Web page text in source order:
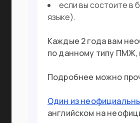
если вы состоите в
языке).
Каждые 2 года вам
по данному типу
Подробнее можно
Один из
английском на